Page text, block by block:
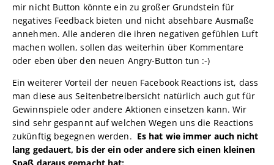
mir nicht Button könnte ein zu großer Grundstein für
negatives Feedback bieten und nicht absehbare Ausmaße
annehmen. Alle anderen die ihren negativen gefühlen Luft
machen wollen, sollen das weiterhin über Kommentare
oder eben über den neuen Angry-Button tun :-)
Ein weiterer Vorteil der neuen Facebook Reactions ist, dass
man diese aus Seitenbetreibersicht natürlich auch gut für
Gewinnspiele oder andere Aktionen einsetzen kann. Wir
sind sehr gespannt auf welchen Wegen uns die Reactions
zukünftig begegnen werden. Es hat wie immer auch nicht
lang gedauert, bis der ein oder andere sich einen kleinen